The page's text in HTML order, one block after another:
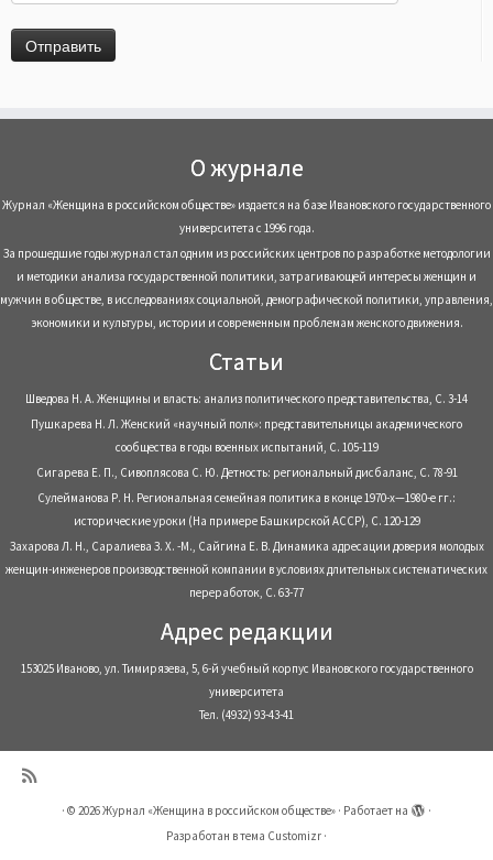
О журнале
Журнал «Женщина в российском обществе» издается на базе Ивановского государственного
университета с 1996 года.
За прошедшие годы журнал стал одним из российских центров по разработке методологии
и методики анализа государственной политики, затрагивающей интересы женщин и
мужчин в обществе, в исследованиях социальной, демографической политики, управления,
экономики и культуры, истории и современным проблемам женского движения.
Статьи
Шведова Н. А. Женщины и власть: анализ политического представительства, С. 3-14
Пушкарева Н. Л. Женский «научный полк»: представительницы академического
сообщества в годы военных испытаний, С. 105-119
Сигарева Е. П., Сивоплясова С. Ю. Детность: региональный дисбаланс, С. 78-91
Сулейманова Р. Н. Региональная семейная политика в конце 1970-х—1980-е гг.:
исторические уроки (На примере Башкирской АССР), С. 120-129
Захарова Л. Н., Саралиева З. Х. -М., Сайгина Е. В. Динамика адресации доверия молодых
женщин-инженеров производственной компании в условиях длительных систематических
переработок, С. 63-77
Адрес редакции
153025 Иваново, ул. Тимирязева, 5, 6-й учебный корпус Ивановского государственного
университета
Тел. (4932) 93-43-41
· © 2026Журнал «Женщина в российском обществе» · Работает на
·
Разработан втема Customizr ·